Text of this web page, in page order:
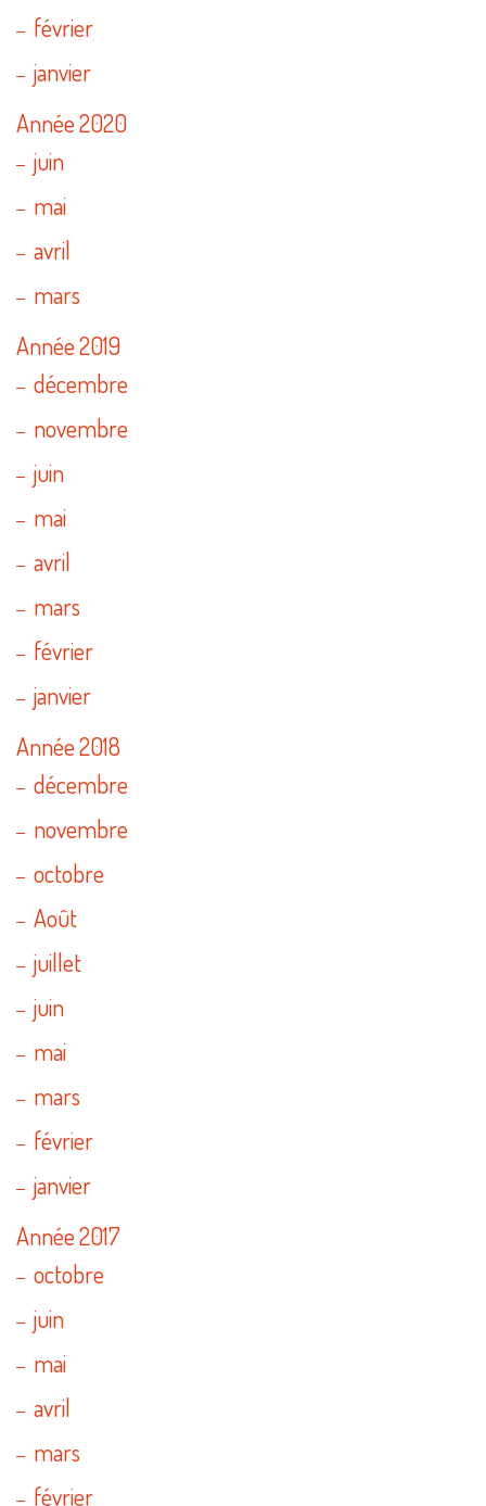
février
janvier
Année 2020
juin
mai
avril
mars
Année 2019
décembre
novembre
juin
mai
avril
mars
février
janvier
Année 2018
décembre
novembre
octobre
Août
juillet
juin
mai
mars
février
janvier
Année 2017
octobre
juin
mai
avril
mars
février